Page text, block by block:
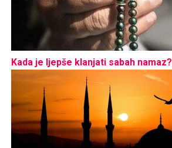
Kada je ljepše klanjati sabah namaz?